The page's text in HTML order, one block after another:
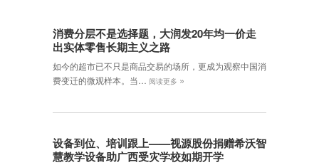
消费分层不是选择题，大润发20年均一价走
出实体零售长期主义之路
如今的超市已不只是商品交易的场所，更成为观察中国消
费变迁的微观样本。当…
阅读更多 »
设备到位、培训跟上——视源股份捐赠希沃智
慧教学设备助广西受灾学校如期开学